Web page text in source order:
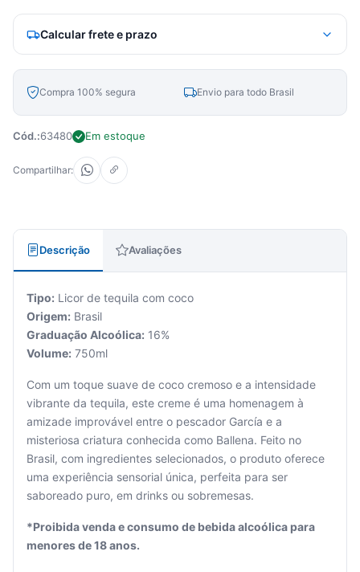
Seu
carrinho
está
vazio.
Adicione
produtos
Calcular frete e prazo
Compra 100% segura Envio para todo Brasil
Cód.:63480 Em estoque
Compartilhar:
Descrição Avaliações
Tipo: Licor de tequila com coco
Origem: Brasil
Graduação Alcoólica: 16%
Volume: 750ml
Com um toque suave de coco cremoso e a intensidade
vibrante da tequila, este creme é uma homenagem à
amizade improvável entre o pescador García e a
misteriosa criatura conhecida como Ballena. Feito no
Brasil, com ingredientes selecionados, o produto oferece
uma experiência sensorial única, perfeita para ser
saboreado puro, em drinks ou sobremesas.
*Proibida venda e consumo de bebida alcoólica para
menores de 18 anos.